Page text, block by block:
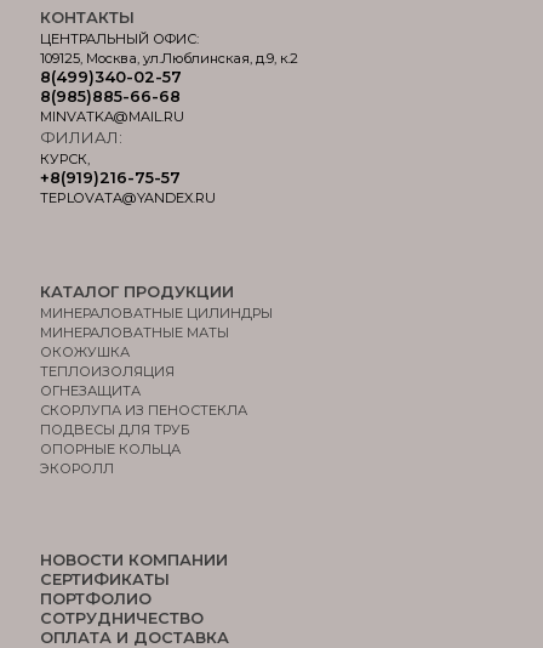
КОНТАКТЫ
ЦЕНТРАЛЬНЫЙ ОФИС:
109125, Москва, ул.Люблинская, д.9, к.2
8(499)340-02-57
8(985)885-66-68
MINVATKA@MAIL.RU
ФИЛИАЛ:
КУРСК,
+8(919)216-75-57
TEPLOVATA@YANDEX.RU
КАТАЛОГ ПРОДУКЦИИ
МИНЕРАЛОВАТНЫЕ ЦИЛИНДРЫ
МИНЕРАЛОВАТНЫЕ МАТЫ
ОКОЖУШКА
ТЕПЛОИЗОЛЯЦИЯ
ОГНЕЗАЩИТА
СКОРЛУПА ИЗ ПЕНОСТЕКЛА
ПОДВЕСЫ ДЛЯ ТРУБ
ОПОРНЫЕ КОЛЬЦА
ЭКОРОЛЛ
НОВОСТИ КОМПАНИИ
СЕРТИФИКАТЫ
ПОРТФОЛИО
СОТРУДНИЧЕСТВО
ОПЛАТА И ДОСТАВКА